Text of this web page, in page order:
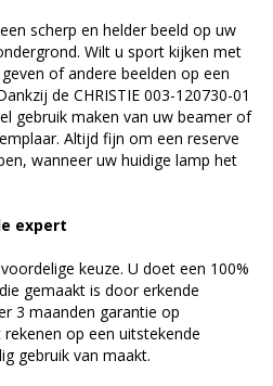
scherp en helder beeld op uw
Wilt u sport kijken met
of andere beelden op een
de CHRISTIE 003-120730-01
gebruik maken van uw beamer of
Altijd fijn om een reserve
wanneer uw huidige lamp het
expert
keuze. U doet een 100%
gemaakt is door erkende
3 maanden garantie op
op een uitstekende
gebruik van maakt.